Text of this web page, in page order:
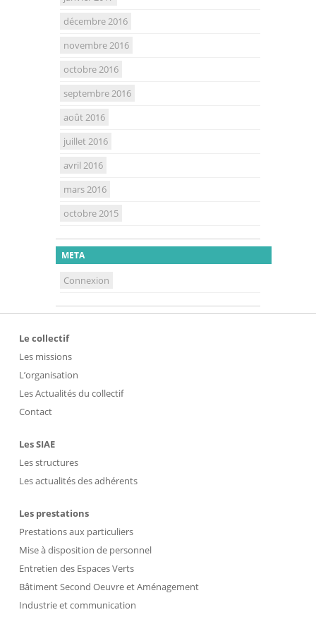
décembre 2016
novembre 2016
octobre 2016
septembre 2016
août 2016
juillet 2016
avril 2016
mars 2016
octobre 2015
META
Connexion
Le collectif
Les missions
L’organisation
Les Actualités du collectif
Contact
Les SIAE
Les structures
Les actualités des adhérents
Les prestations
Prestations aux particuliers
Mise à disposition de personnel
Entretien des Espaces Verts
Bâtiment Second Oeuvre et Aménagement
Industrie et communication